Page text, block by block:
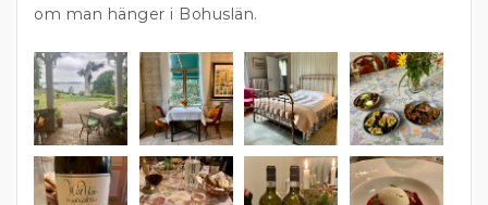
om man hänger i Bohuslän.